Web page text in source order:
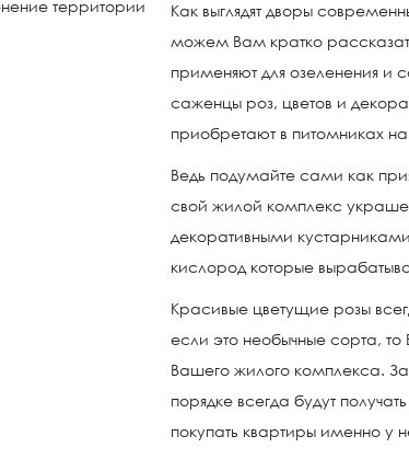
Как выглядят дворы
можем Вам кратко
применяют для озеленения и
саженцы роз, цветов и
приобретают в питомниках
Ведь подумайте сами как
свой жилой комплекс
декоративными
кислород которые
Красивые цветущие розы
если это необычные сорта,
Вашего жилого комплекса.
порядке всегда будут
покупать квартиры именно у